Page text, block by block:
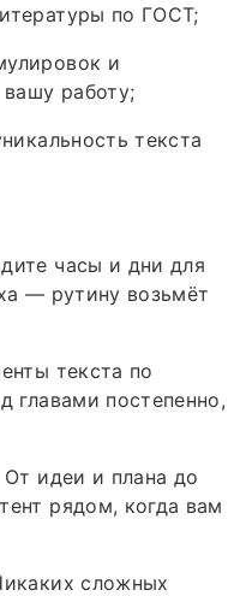
по ГОСТ;
и
работу;
текста
часы и дни для
— рутину возьмёт
текста по
главами постепенно,
идеи и плана до
рядом, когда вам
сложных